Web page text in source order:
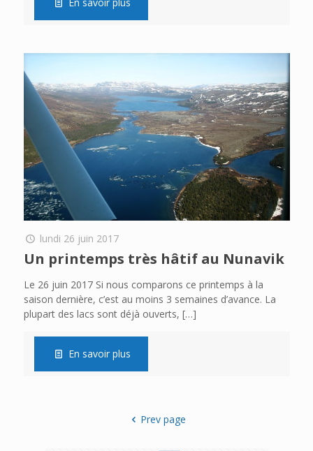
En savoir plus
lundi 26 juin 2017
Un printemps très hâtif au Nunavik
Le 26 juin 2017 Si nous comparons ce printemps à la
saison dernière, c’est au moins 3 semaines d’avance. La
plupart des lacs sont déjà ouverts, […]
En savoir plus
Prev page